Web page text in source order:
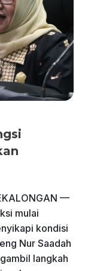
—
mulai
kondisi
Nur Saadah
langkah